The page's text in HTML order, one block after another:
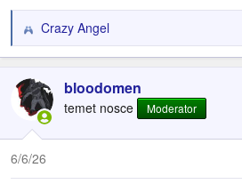
R
e
c
t
o
n
s
Crazy Angel
bloodomen
temet nosce Moderator
6/6/26